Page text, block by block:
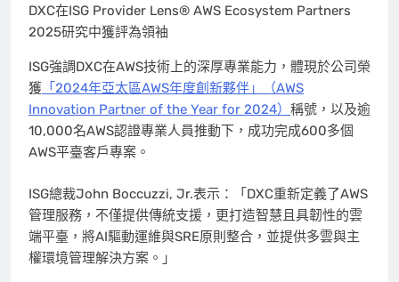
DXC在ISG Provider Lens® AWS Ecosystem Partners
2025研究中獲評為領袖
ISG強調DXC在AWS技術上的深厚專業能力，體現於公司榮
獲 「2024年亞太區AWS年度創新夥伴」（AWS
Innovation Partner of the Year for 2024） 稱號，以及逾
10,000名AWS認證專業人員推動下，成功完成600多個
AWS平臺客戶專案。
ISG總裁John Boccuzzi, Jr.表示：「DXC重新定義了AWS
管理服務，不僅提供傳統支援，更打造智慧且具韌性的雲
端平臺，將AI驅動運維與SRE原則整合，並提供多雲與主
權環境管理解決方案。」